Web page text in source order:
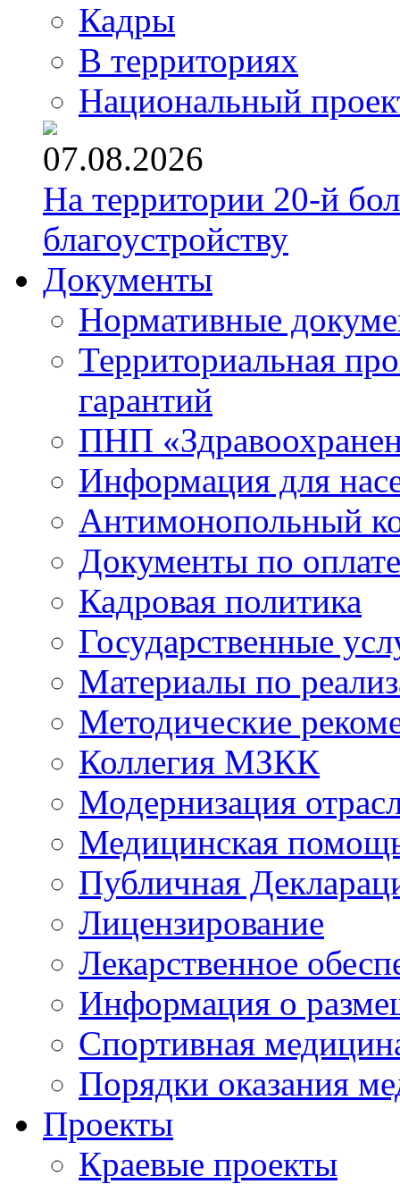
Кадры
В территориях
Национальный
07.08.2026
На территории 20-й
благоустройству
Документы
Нормативные
Территориальная
гарантий
ПНП
Информация для
Антимонопольный
Документы по
Кадровая политика
Государственные
Материалы по
Методические
Коллегия МЗКК
Модернизация
Медицинская
Публичная
Лицензирование
Лекарственное
Информация о
Спортивная
Порядки оказания
Проекты
Краевые проекты